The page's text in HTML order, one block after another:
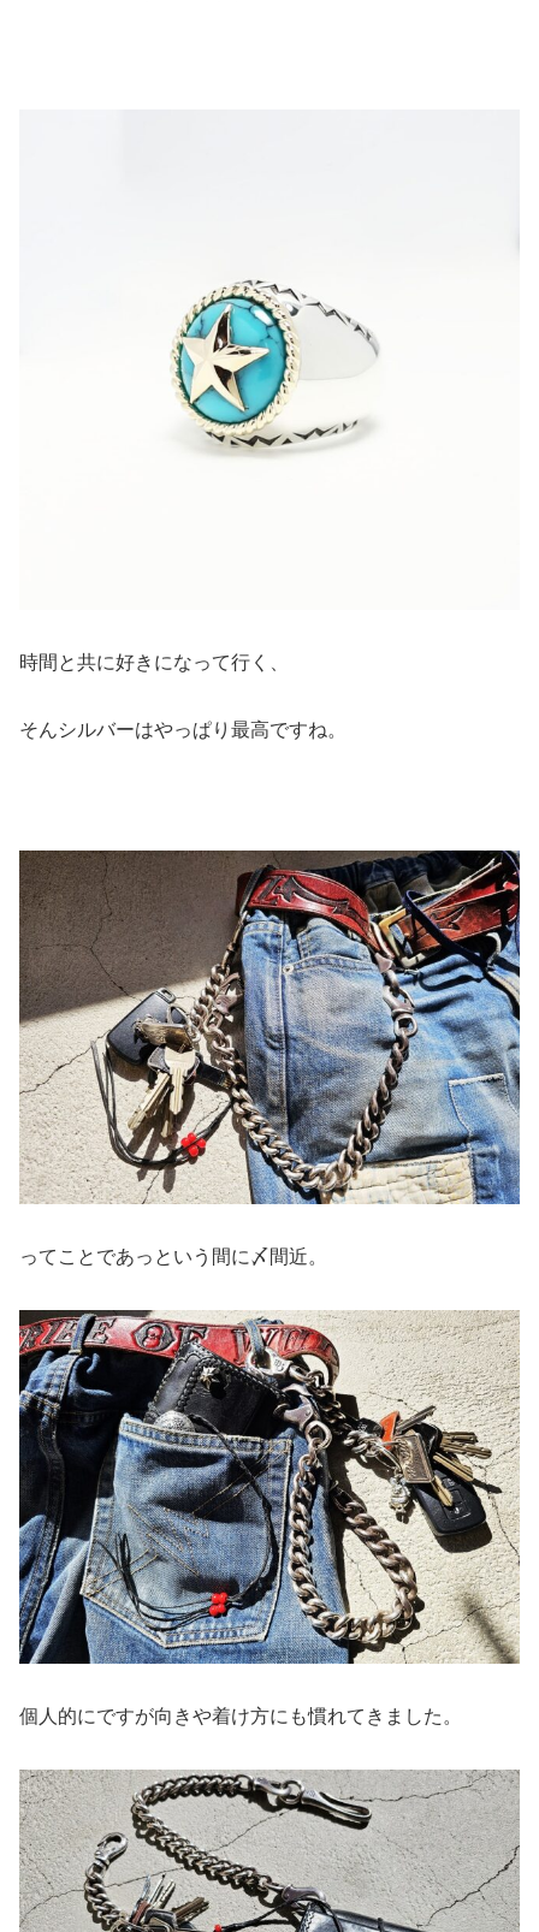
時間と共に好きになって行く、
そんシルバーはやっぱり最高ですね。
ってことであっという間に〆間近。
個人的にですが向きや着け方にも慣れてきました。